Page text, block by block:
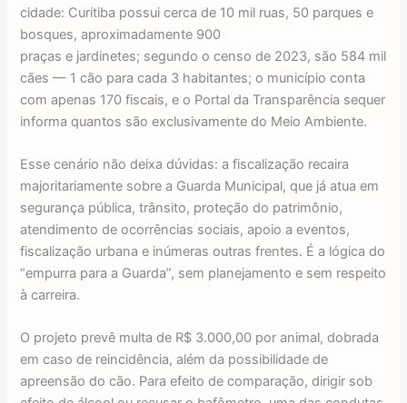
cidade: Curitiba possui cerca de 10 mil ruas, 50 parques e
bosques, aproximadamente 900
praças e jardinetes; segundo o censo de 2023, são 584 mil
cães — 1 cão para cada 3 habitantes; o município conta
com apenas 170 fiscais, e o Portal da Transparência sequer
informa quantos são exclusivamente do Meio Ambiente.
Esse cenário não deixa dúvidas: a fiscalização recaira
majoritariamente sobre a Guarda Municipal, que já atua em
segurança pública, trânsito, proteção do patrimônio,
atendimento de ocorrências sociais, apoio a eventos,
fiscalização urbana e inúmeras outras frentes. É a lógica do
“empurra para a Guarda”, sem planejamento e sem respeito
à carreira.
O projeto prevê multa de R$ 3.000,00 por animal, dobrada
em caso de reincidência, além da possibilidade de
apreensão do cão. Para efeito de comparação, dirigir sob